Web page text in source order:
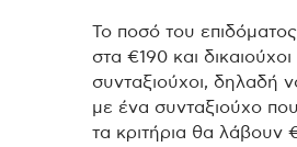
Το ποσό του
στα €190 και δικαιούχοι
συνταξιούχοι, δηλαδή
με ένα συνταξιούχο
τα κριτήρια θα λάβουν